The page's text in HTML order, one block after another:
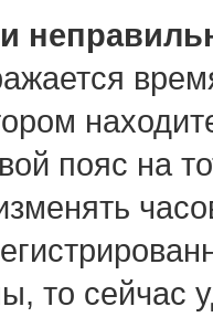
пояс на
то сейчас